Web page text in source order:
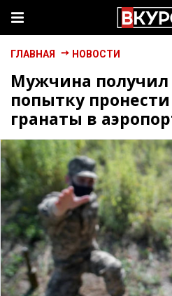
ГЛАВНАЯ НОВОСТИ
Мужчина получил
попытку
гранаты в